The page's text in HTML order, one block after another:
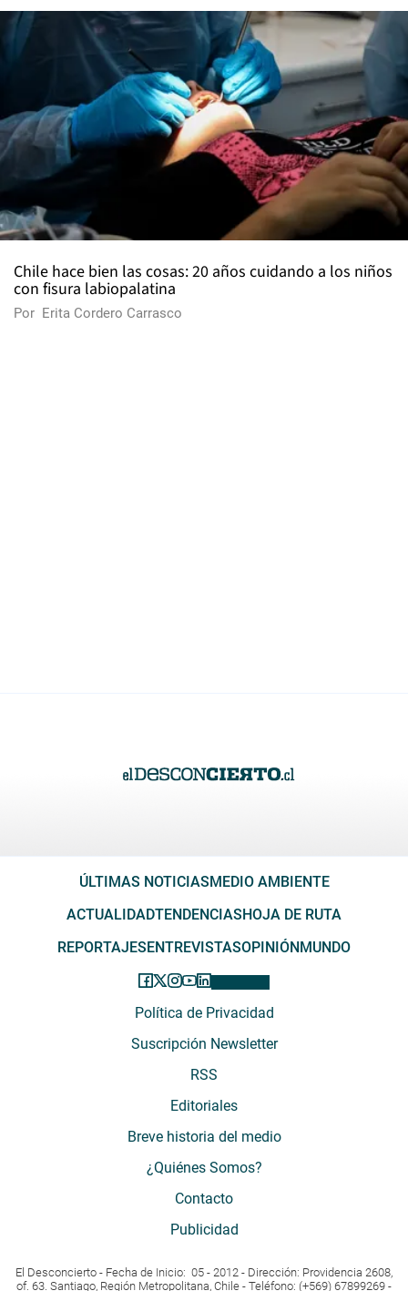
Chile hace bien las cosas: 20 años cuidando a los niños
con fisura labiopalatina
Por Erita Cordero Carrasco
ÚLTIMAS NOTICIAS MEDIO AMBIENTE
ACTUALIDADTENDENCIAS HOJA DE RUTA
REPORTAJES ENTREVISTASOPINIÓN MUNDO
Política de Privacidad
Suscripción Newsletter
RSS
Editoriales
Breve historia del medio
¿Quiénes Somos?
Contacto
Publicidad
El Desconcierto - Fecha de Inicio: 05 - 2012 - Dirección: Providencia 2608,
of. 63. Santiago, Región Metropolitana, Chile - Teléfono: (+569) 67899269 -